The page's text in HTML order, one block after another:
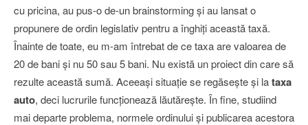
cu pricina, au pus-o de-un brainstorming şi au lansat o
propunere de ordin legislativ pentru a înghiţi această taxă.
Înainte de toate, eu m-am întrebat de ce taxa are valoarea de
20 de bani şi nu 50 sau 5 bani. Nu există un proiect din care să
rezulte această sumă. Aceeaşi situaţie se regăseşte şi lataxa
auto, deci lucrurile funcţionează lăutăreşte. În fine, studiind
mai departe problema, normele ordinului şi publicarea acestora